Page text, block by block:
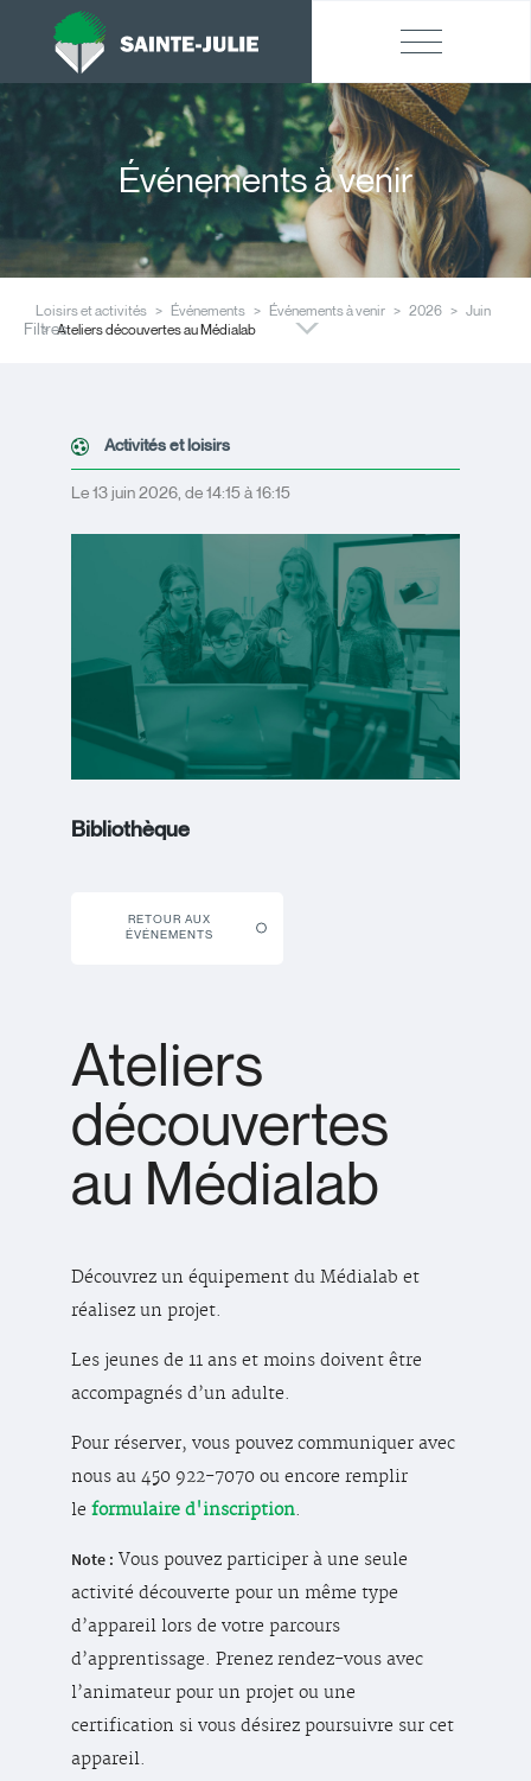
Événements à venir
Loisirs et activités Événements Événements à venir 2026
Juin
Ateliers découvertes au Médialab
Filtres
Activités et loisirs
Le 13 juin 2026, de 14:15 à 16:15
Bibliothèque
RETOUR AUX
ÉVÉNEMENTS
Ateliers
découvertes
au Médialab
Découvrez un équipement du Médialab et
réalisez un projet.
Les jeunes de 11 ans et moins doivent être
accompagnés d’un adulte.
Pour réserver, vous pouvez communiquer avec
nous au 450 922-7070 ou encore remplir
le formulaire d'inscription.
Note : Vous pouvez participer à une seule
activité découverte pour un même type
d’appareil lors de votre parcours
d’apprentissage. Prenez rendez-vous avec
l’animateur pour un projet ou une
certification si vous désirez poursuivre sur cet
appareil.